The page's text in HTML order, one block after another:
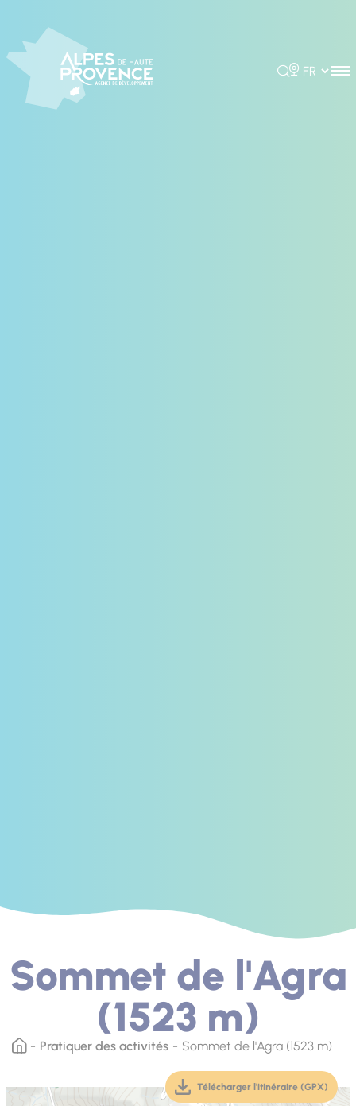
Rechercher
Choisir la
Sommet de l'Agra
(1523 m)
Pratiquer des activités Sommet de l'Agra (1523 m)
Télécharger l'itinéraire (GPX)
(téléchargement,